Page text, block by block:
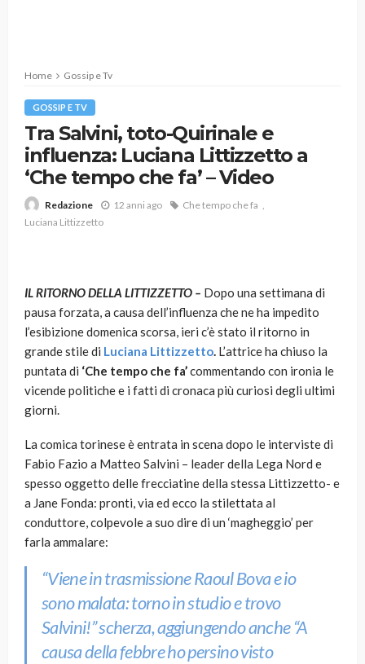
Home Gossip e Tv
GOSSIP E TV
Tra Salvini, toto-Quirinale e
influenza: Luciana Littizzetto a
‘Che tempo che fa’ – Video
Redazione 12 anni ago
Che tempo che fa
Luciana Littizzetto
IL RITORNO DELLA LITTIZZETTO – Dopo una settimana di
pausa forzata, a causa dell’influenza che ne ha impedito
l’esibizione domenica scorsa, ieri c’è stato il ritorno in
grande stile di Luciana Littizzetto. L’attrice ha chiuso la
puntata di ‘Che tempo che fa’commentando con ironia le
vicende politiche e i fatti di cronaca più curiosi degli ultimi
giorni.
La comica torinese è entrata in scena dopo le interviste di
Fabio Fazio a Matteo Salvini – leader della Lega Nord e
spesso oggetto delle frecciatine della stessa Littizzetto- e
a Jane Fonda: pronti, via ed ecco la stilettata al
conduttore, colpevole a suo dire di un ‘magheggio’ per
farla ammalare:
“Viene in trasmissioneRaoul Bovae io
sono malata: torno in studio e trovo
Salvini!”scherza, aggiungendo anche“A
causa della febbre ho persino visto